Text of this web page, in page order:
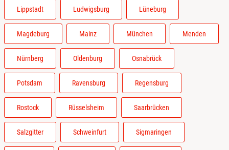
Lippstadt Ludwigsburg Lüneburg
Magdeburg Mainz München Menden
Nürnberg Oldenburg Osnabrück
Potsdam Ravensburg Regensburg
Rostock Rüsselsheim Saarbrücken
Salzgitter Schweinfurt Sigmaringen